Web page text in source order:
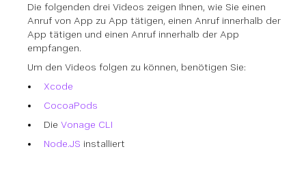
Die folgenden drei Videos zeigen Ihnen, wie Sie einen
Anruf von App zu App tätigen, einen Anruf innerhalb der
App tätigen und einen Anruf innerhalb der App
empfangen.
Um den Videos folgen zu können, benötigen Sie:
Xcode
CocoaPods
Die Vonage CLI
Node.JS installiert